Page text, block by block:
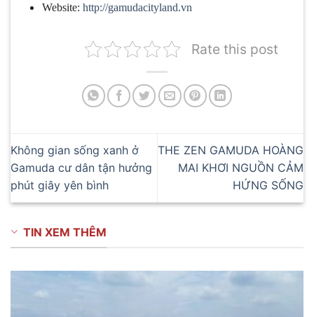
Website: http://gamudacityland.vn
Rate this post
Không gian sống xanh ở
Gamuda cư dân tận hưởng
phút giây yên bình
THE ZEN GAMUDA HOÀNG
MAI KHƠI NGUỒN CẢM
HỨNG SỐNG
TIN XEM THÊM